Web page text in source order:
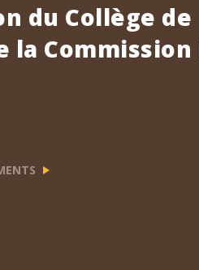
du Collège de
la Commission